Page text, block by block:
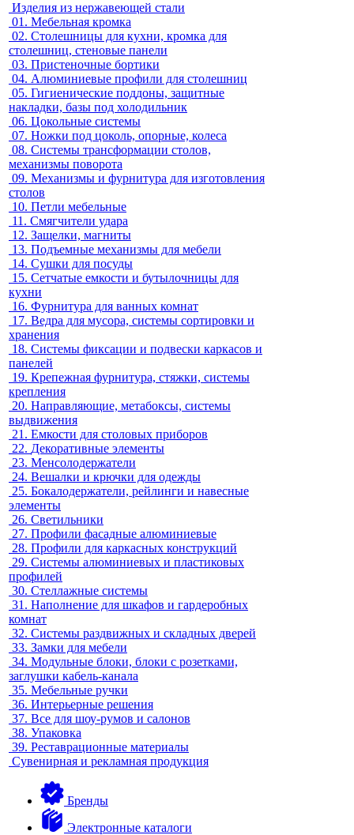
Изделия из нержавеющей стали
01. Мебельная кромка
02. Столешницы для кухни, кромка для
столешниц, стеновые панели
03. Пристеночные бортики
04. Алюминиевые профили для столешниц
05. Гигиенические поддоны, защитные
накладки, базы под холодильник
06. Цокольные системы
07. Ножки под цоколь, опорные, колеса
08. Системы трансформации столов,
механизмы поворота
09. Механизмы и фурнитура для изготовления
столов
10. Петли мебельные
11. Смягчители удара
12. Защелки, магниты
13. Подъемные механизмы для мебели
14. Сушки для посуды
15. Сетчатые емкости и бутылочницы для
кухни
16. Фурнитура для ванных комнат
17. Ведра для мусора, системы сортировки и
хранения
18. Системы фиксации и подвески каркасов и
панелей
19. Крепежная фурнитура, стяжки, системы
крепления
20. Направляющие, метабоксы, системы
выдвижения
21. Емкости для столовых приборов
22. Декоративные элементы
23. Менсолодержатели
24. Вешалки и крючки для одежды
25. Бокалодержатели, рейлинги и навесные
элементы
26. Светильники
27. Профили фасадные алюминиевые
28. Профили для каркасных конструкций
29. Системы алюминиевых и пластиковых
профилей
30. Стеллажные системы
31. Наполнение для шкафов и гардеробных
комнат
32. Системы раздвижных и складных дверей
33. Замки для мебели
34. Модульные блоки, блоки с розетками,
заглушки кабель-канала
35. Мебельные ручки
36. Интерьерные решения
37. Все для шоу-румов и салонов
38. Упаковка
39. Реставрационные материалы
Сувенирная и рекламная продукция
Бренды
Электронные каталоги